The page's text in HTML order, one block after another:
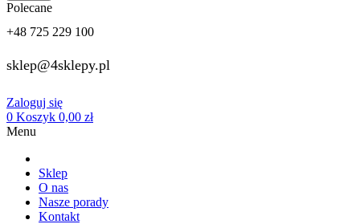
Polecane
+48 725 229 100
sklep@4sklepy.pl
Zaloguj się
0 Koszyk 0,00 zł
Menu
Sklep
O nas
Nasze porady
Kontakt